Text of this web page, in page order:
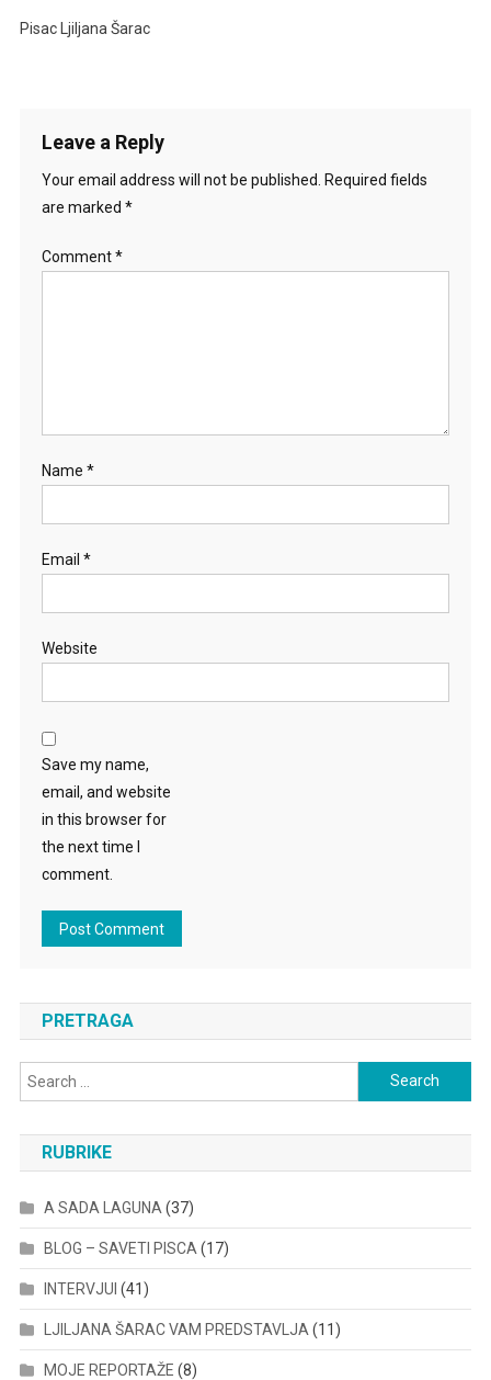
Pisac Ljiljana Šarac
Leave a Reply
Your email address will not be published.
Required fields
are marked *
Comment*
Name *
Email *
Website
Save my name,
email, and website
in this browser for
the next time I
comment.
PRETRAGA
Search
for:
RUBRIKE
A SADA LAGUNA (37)
BLOG – SAVETI PISCA (17)
INTERVJUI (41)
LJILJANA ŠARAC VAM PREDSTAVLJA (11)
MOJE REPORTAŽE (8)